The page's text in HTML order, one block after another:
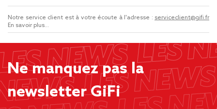
Notre service client est à votre écoute à l'adresse : serviceclient@gifi.fr
En savoir plus...
Ne manquez pas la
newsletter GiFi